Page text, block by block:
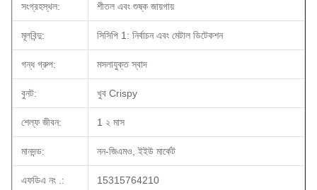
সংগ্রহস্থল: শীতল এবং শুষ্ক জায়গায়
মূলবিন্দু: সিসিপি 1: নির্বাচন এবং মেটাল ডিটেকশন
গন্ধ গ্রুপ: মসলাযুক্ত স্বাদ
বুনট: খুব Crispy
শেল্ফ জীবন: 1 ২ মাস
মানদন্ড: নন-জিএমও, ইইউ মার্কেট
এফডিএ নং .: 15315764210